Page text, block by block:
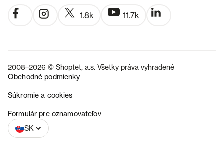
1.8k 11.7k
2008–2026 © Shoptet, a.s. Všetky práva vyhradené
Obchodné podmienky
Súkromie a cookies
Formulár pre oznamovateľov
SK